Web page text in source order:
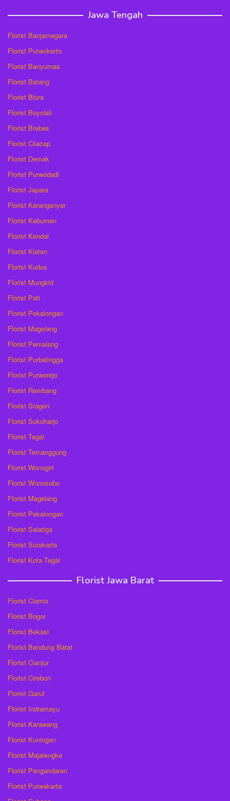
Jawa Tengah
Florist Banjarnegara
Florist Purwokerto
Florist Banyumas
Florist Batang
Florist Blora
Florist Boyolali
Florist Brebes
Florist Cilacap
Florist Demak
Florist Purwodadi
Florist Jepara
Florist Karanganyar
Florist Kebumen
Florist Kendal
Florist Klaten
Florist Kudus
Florist Mungkid
Florist Pati
Florist Pekalongan
Florist Magelang
Florist Pemalang
Florist Purbalingga
Florist Purworejo
Florist Rembang
Florist Sragen
Florist Sukoharjo
Florist Tegal
Florist Temanggung
Florist Wonogiri
Florist Wonosobo
Florist Magelang
Florist Pekalongan
Florist Salatiga
Florist Surakarta
Florist Kota Tegal
Florist Jawa Barat
Florist Ciamis
Florist Bogor
Florist Bekasi
Florist Bandung Barat
Florist Cianjur
Florist Cirebon
Florist Garut
Florist Indramayu
Florist Karawang
Florist Kuningan
Florist Majalengka
Florist Pangandaran
Florist Purwakarta